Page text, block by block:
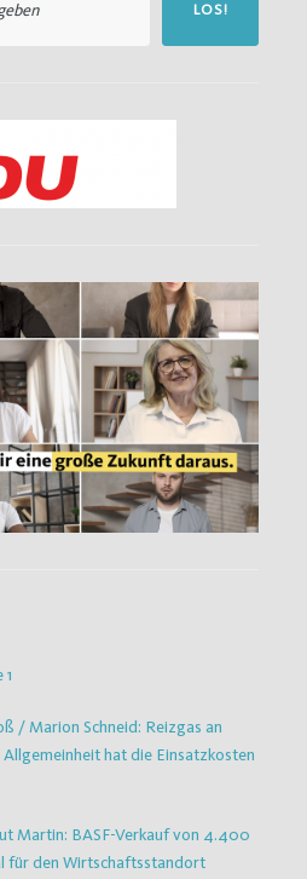
LOS!
/ Marion Schneid: Reizgas an
hat die Einsatzkosten
Martin: BASF-Verkauf von 4.400
für den Wirtschaftsstandort